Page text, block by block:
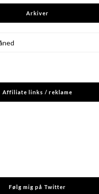
Arkiver
Affiliate links / reklame
Følg mig på Twitter